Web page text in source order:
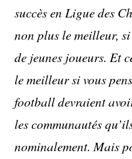
succès en Ligue des
non plus le meilleur,
de jeunes joueurs. Et
le meilleur si vous
football devraient
les communautés
nominalement. Mais